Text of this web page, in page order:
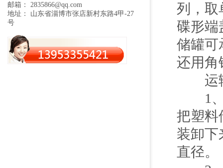
列，取
碟形端
储罐可
还用角
运输
1、
把塑料
装卸下
直径。
邮箱： 2835866@qq.com
地址： 山东省淄博市张店新村东路4甲-27
号